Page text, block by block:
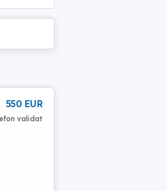
550 EUR
validat